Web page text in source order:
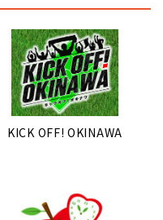
KICK OFF! OKINAWA